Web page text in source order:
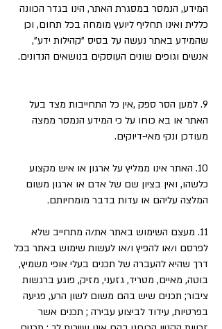
המידע, הנמסר במסגרת האתר, הינו בגדר הכוונה
כללית ואינו תחליף ליועץ מומחה בכל תחום, וכן
שהמידע באתר נעשה על בסיס "קהילות ידע",
אנשים וגופים שונים העוסקים בנושאים הנדונים.
9. למען הסר ספק ,אין כל התחייבות מצד בעל
האתר או בא כוחו על כי המידע הנמסר ממצה
מעודכן ונקי מאי-דיוקים.
10. האתר אינו ממליץ על ארגון או איש מקצוע
כלשהו, ואין בציון שם של אדם או ארגון משום
המלצה עליהם או עדות בדבר מומחיותם.
11. מעצם השימוש באתר את/ה מתחייב שלא
לפרסם ו/או להפיץ ו/או לעשות שימוש באתר בכל
דרך שהיא להעברה של תכנים בעלי אופי משמיץ,
בוטה, מאיים, מטריד, גזעני, מזיק, פוגע ברגשות
ציבור; תכנים שיש בהם משום לשון הרע, פגיעה
בפרטיות, עידוד לביצוע עבירה ; תכנים אשר